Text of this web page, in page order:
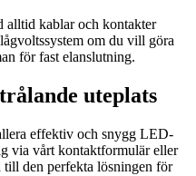
alltid kablar och kontakter
om du vill göra
för fast elanslutning.
uteplats
effektiv och snygg LED-
via vårt kontaktformulär eller
den perfekta lösningen för